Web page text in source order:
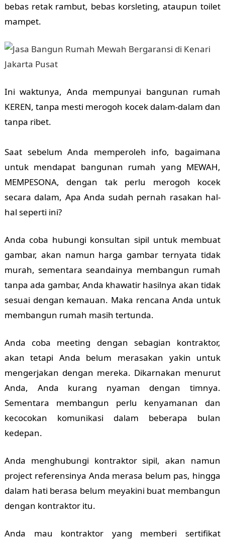
bebas retak rambut, bebas korsleting, ataupun toilet
mampet.
Ini waktunya, Anda mempunyai bangunan rumah
KEREN, tanpa mesti merogoh kocek dalam-dalam dan
tanpa ribet.
Saat sebelum Anda memperoleh info, bagaimana
untuk mendapat bangunan rumah yang MEWAH,
MEMPESONA, dengan tak perlu merogoh kocek
secara dalam, Apa Anda sudah pernah rasakan hal-
hal seperti ini?
Anda coba hubungi konsultan sipil untuk membuat
gambar, akan namun harga gambar ternyata tidak
murah, sementara seandainya membangun rumah
tanpa ada gambar, Anda khawatir hasilnya akan tidak
sesuai dengan kemauan. Maka rencana Anda untuk
membangun rumah masih tertunda.
Anda coba meeting dengan sebagian kontraktor,
akan tetapi Anda belum merasakan yakin untuk
mengerjakan dengan mereka. Dikarnakan menurut
Anda, Anda kurang nyaman dengan timnya.
Sementara membangun perlu kenyamanan dan
kecocokan komunikasi dalam beberapa bulan
kedepan.
Anda menghubungi kontraktor sipil, akan namun
project referensinya Anda merasa belum pas, hingga
dalam hati berasa belum meyakini buat membangun
dengan kontraktor itu.
Anda mau kontraktor yang memberi sertifikat